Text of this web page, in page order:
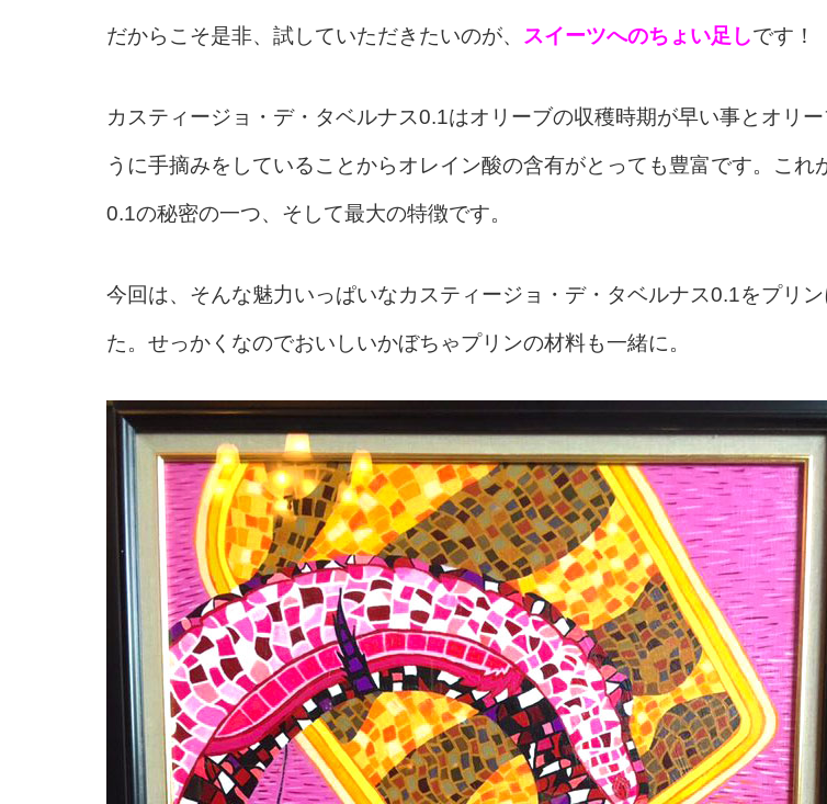
だからこそ是非、試していただきたいのが、 スイーツへのちょい足しです！
カスティージョ・デ・タベルナス0.1はオリーブの収穫時期が早い事とオリ
うに手摘みをしていることからオレイン酸の含有がとっても豊富です。これ
0.1の秘密の一つ、そして最大の特徴です。
今回は、そんな魅力いっぱいなカスティージョ・デ・タベルナス0.1をプリ
た。 せっかくなのでおいしいかぼちゃプリンの材料も一緒に。